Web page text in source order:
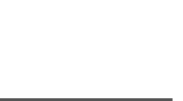
BRASILIAN SHAPEWEAR